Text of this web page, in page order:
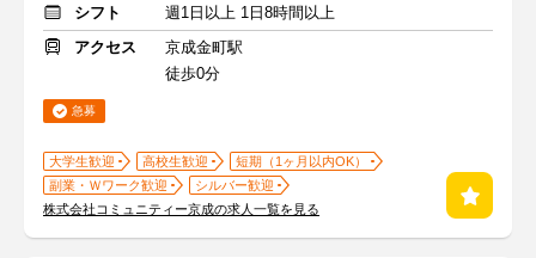
シフト
週1日以上 1日8時間以上
アクセス
京成金町駅
徒歩0分
急募
大学生歓迎 高校生歓迎
短期（1ヶ月以内OK）
副業・Ｗワーク歓迎
シルバー歓迎
株式会社コミュニティー京成の求人一覧を見る